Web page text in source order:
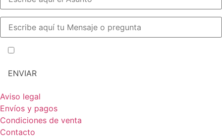
Aviso legal
Envíos y pagos
Condiciones de venta
Contacto